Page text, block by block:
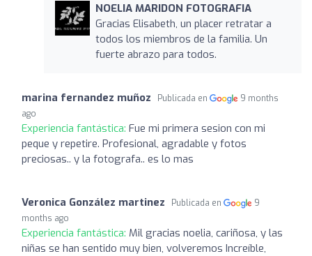
NOELIA MARIDON FOTOGRAFIA
Gracias Elisabeth, un placer retratar a
todos los miembros de la familia. Un
fuerte abrazo para todos.
marina fernandez muñoz Publicada en
9 months
ago
Experiencia fantástica: Fue mi primera sesion con mi
peque y repetire. Profesional, agradable y fotos
preciosas.. y la fotografa.. es lo mas
Veronica González martinez Publicada en
9
months ago
Experiencia fantástica: Mil gracias noelia, cariñosa, y las
niñas se han sentido muy bien, volveremos Increíble,